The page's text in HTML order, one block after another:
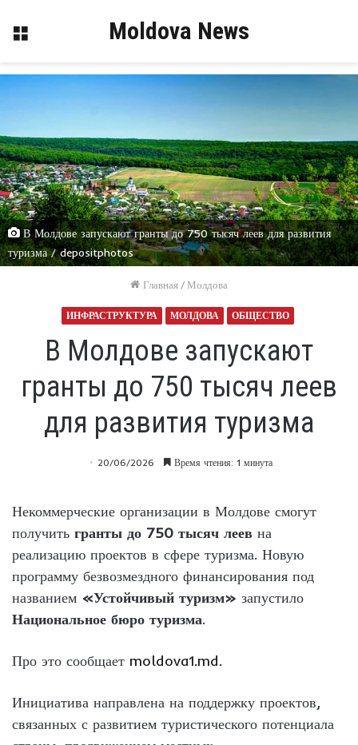
Меню Moldova News
В Молдове запускают гранты до 750 тысяч леев для развития
туризма / depositphotos
Главная /Молдова
ИНФРАСТРУКТУРА МОЛДОВА ОБЩЕСТВО
В Молдове запускают
гранты до 750 тысяч леев
для развития туризма
20/06/2026 Время чтения: 1 минута
Некоммерческие организации в Молдове смогут
получить гранты до 750 тысяч леев на
реализацию проектов в сфере туризма. Новую
программу безвозмездного финансирования под
названием «Устойчивый туризм» запустило
Национальное бюро туризма.
Про это сообщает moldova1.md.
Инициатива направлена на поддержку проектов,
связанных с развитием туристического потенциала